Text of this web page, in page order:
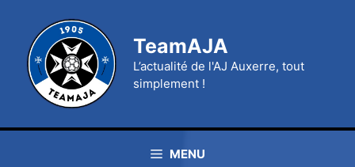
contenu
TeamAJA
L’actualité de l'AJ Auxerre, tout
simplement !
MENU